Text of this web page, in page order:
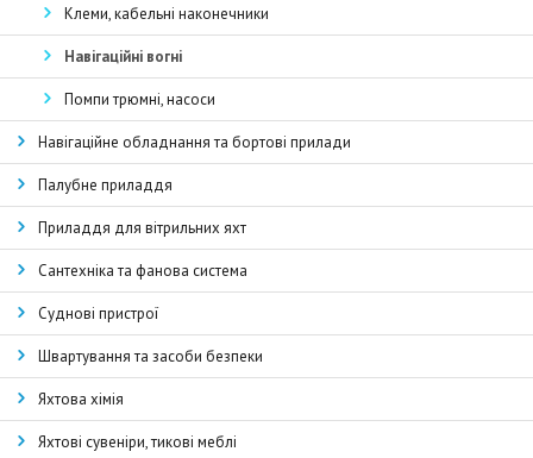
Клеми, кабельні наконечники
Навігаційні вогні
Помпи трюмні, насоси
Навігаційне обладнання та бортові прилади
Палубне приладдя
Приладдя для вітрильних яхт
Сантехніка та фанова система
Суднові пристрої
Швартування та засоби безпеки
Яхтова хімія
Яхтові сувеніри, тикові меблі